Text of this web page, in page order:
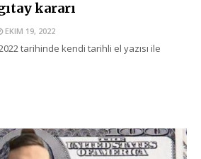
kararı
EKIM 19, 2022
tarihinde kendi tarihli el yazısı ile